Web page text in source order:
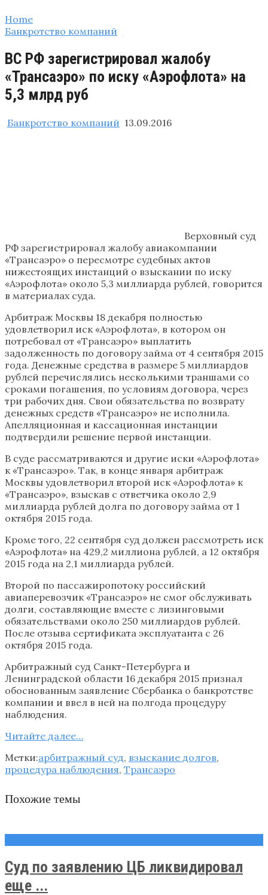
Home
Банкротство компаний
ВС РФ зарегистрировал жалобу
«Трансаэро» по иску «Аэрофлота» на
5,3 млрд руб
Банкротство компаний 13.09.2016
Верховный суд
РФ зарегистрировал жалобу авиакомпании
«Трансаэро» о пересмотре судебных актов
нижестоящих инстанций о взыскании по иску
«Аэрофлота» около 5,3 миллиарда рублей, говорится
в материалах суда.
Арбитраж Москвы 18 декабря полностью
удовлетворил иск «Аэрофлота», в котором он
потребовал от «Трансаэро» выплатить
задолженность по договору займа от 4 сентября 2015
года. Денежные средства в размере 5 миллиардов
рублей перечислялись несколькими траншами со
сроками погашения, по условиям договора, через
три рабочих дня. Свои обязательства по возврату
денежных средств «Трансаэро» не исполнила.
Апелляционная и кассационная инстанции
подтвердили решение первой инстанции.
В суде рассматриваются и другие иски «Аэрофлота»
к «Трансаэро». Так, в конце января арбитраж
Москвы удовлетворил второй иск «Аэрофлота» к
«Трансаэро», взыскав с ответчика около 2,9
миллиарда рублей долга по договору займа от 1
октября 2015 года.
Кроме того, 22 сентября суд должен рассмотреть иск
«Аэрофлота» на 429,2 миллиона рублей, а 12 октября
2015 года на 2,1 миллиарда рублей.
Второй по пассажиропотоку российский
авиаперевозчик «Трансаэро» не смог обслуживать
долги, составляющие вместе с лизинговыми
обязательствами около 250 миллиардов рублей.
После отзыва сертификата эксплуатанта с 26
октября 2015 года.
Арбитражный суд Санкт-Петербурга и
Ленинградской области 16 декабря 2015 признал
обоснованным заявление Сбербанка о банкротстве
компании и ввел в ней на полгода процедуру
наблюдения.
Читайте далее…
Метки:арбитражный суд, взыскание долгов,
процедура наблюдения, Трансаэро
Похожие темы
Суд по заявлению ЦБ ликвидировал
еще ...